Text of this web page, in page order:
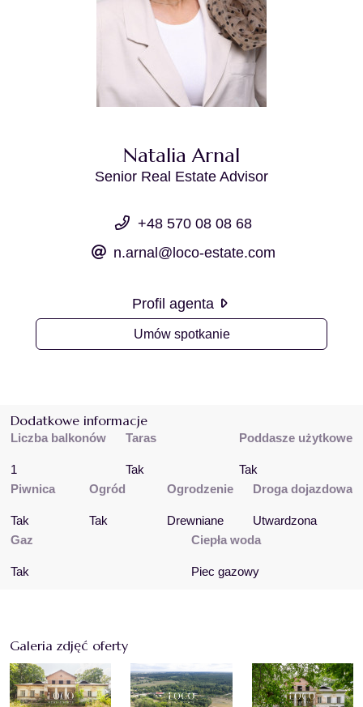
Natalia Arnal
Senior Real Estate Advisor
+48 570 08 08 68
n.arnal@loco-estate.com
Profil agenta
Umów spotkanie
Dodatkowe informacje
Liczba balkonów
1
Taras
Tak
Poddasze użytkowe
Tak
Piwnica
Tak
Ogród
Tak
Ogrodzenie
Drewniane
Droga dojazdowa
Utwardzona
Gaz
Tak
Ciepła woda
Piec gazowy
Galeria zdjęć oferty